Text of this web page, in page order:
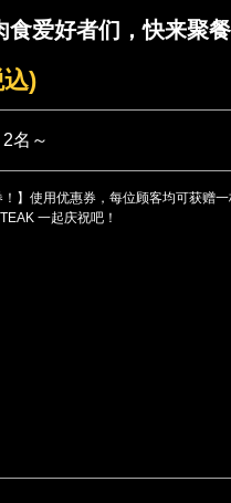
爱好者们，快来聚
)
2名 ～
！】使用优惠券，每位顾客均可获赠
一起庆祝吧！